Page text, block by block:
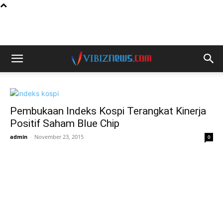
Pembukaan Indeks Kospi Terangkat Kinerja
Positif Saham Blue Chip
admin - November 23, 2015 0